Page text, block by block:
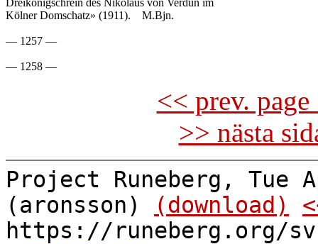
Dreikönigschrein des Nikolaus von Verdun im
Kölner Domschatz» (1911).	M.Bjn.
— 1257 —
<< prev.
>> nästa
Project Runeberg, Tue
(aronsson)
(download)
https://runeberg.org/